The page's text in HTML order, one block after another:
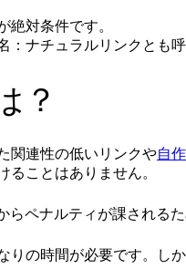
絶対条件です。
ナチュラルリンクとも呼
？
関連性の低いリンクや自
ることはありません。
らペナルティが課される
の時間が必要です。し